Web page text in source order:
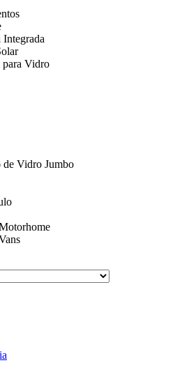
Integrada
para Vidro
de Vidro Jumbo